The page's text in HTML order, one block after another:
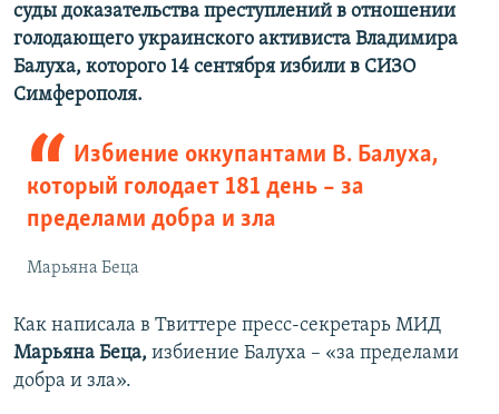
суды доказательства преступлений в отношении
голодающего украинского активиста Владимира
Балуха, которого 14 сентября избили в СИЗО
Симферополя.
Избиение оккупантами В. Балуха,
который голодает 181 день – за
пределами добра и зла
Марьяна Беца
Как написала в Твиттере пресс-секретарь МИД
Марьяна Беца, избиение Балуха – «за пределами
добра и зла».